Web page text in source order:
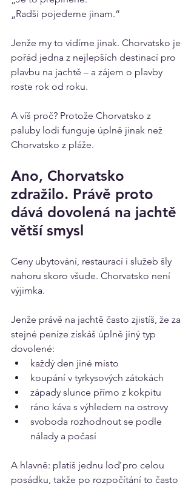
„Radši pojedeme jinam.“
Jenže my to vidíme jinak. Chorvatsko je
pořád jedna z nejlepších destinací pro
plavbu na jachtě – a zájem o plavby
roste rok od roku.
A víš proč? Protože Chorvatsko z
paluby lodi funguje úplně jinak než
Chorvatsko z pláže.
Ano, Chorvatsko
zdražilo. Právě proto
dává dovolená na jachtě
větší smysl
Ceny ubytování, restaurací i služeb šly
nahoru skoro všude. Chorvatsko není
výjimka.
Jenže právě na jachtě často zjistíš, že za
stejné peníze získáš úplně jiný typ
dovolené:
každý den jiné místo
koupání v tyrkysových zátokách
západy slunce přímo z kokpitu
ráno káva s výhledem na ostrovy
svoboda rozhodnout se podle
nálady a počasí
A hlavně: platíš jednu loď pro celou
posádku, takže po rozpočítání to často